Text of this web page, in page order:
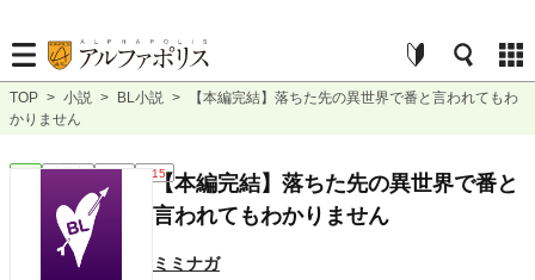
TOP > 小説 > BL小説 >
【本編完結】落ちた先の異世界で番と言われてもわ
かりません
連載中 長編 R15
【本編完結】落ちた先の異世界で番と
言われてもわかりません
ミミナガ